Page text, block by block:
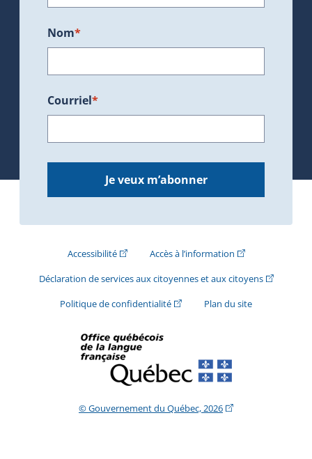
Nom*
Courriel*
Je veux m’abonner
Accessibilité(Cet hyperlien externe s'ouvrira dans une
Accès à l’information(Cet hyperlien
Déclaration de services aux citoyennes et aux citoyens(Cet
Politique de confidentialité(Cet hyperlien externe s'ouvrira
Plan du site
© Gouvernement du Québec, 2026(Cet hyperlien